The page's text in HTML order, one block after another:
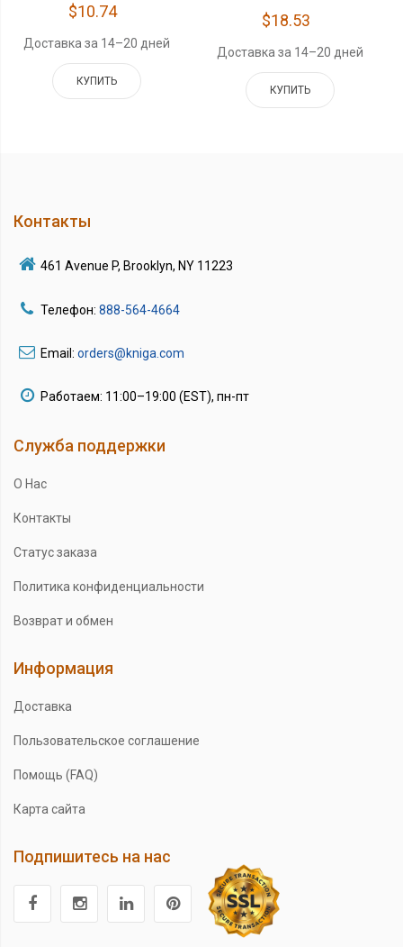
$10.74
Доставка за 14–20 дней
КУПИТЬ
$18.53
Доставка за 14–20 дней
КУПИТЬ
Контакты
461 Avenue P, Brooklyn, NY 11223
Телефон: 888-564-4664
Email: orders@kniga.com
Работаем: 11:00–19:00 (EST), пн-пт
Служба поддержки
О Нас
Контакты
Статус заказа
Политика конфиденциальности
Возврат и обмен
Информация
Доставка
Пользовательское соглашение
Помощь (FAQ)
Карта сайта
Подпишитесь на нас